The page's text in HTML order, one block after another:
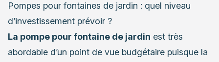
Pompes pour fontaines de jardin : quel niveau
d’investissement prévoir ?
La pompe pour fontaine de jardin est très
abordable d’un point de vue budgétaire puisque la